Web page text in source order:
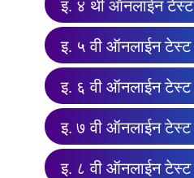
इ. ४ थी ऑनलाईन टेस्ट
इ. ५ वी ऑनलाईन टेस्ट
इ. ६ वी ऑनलाईन टेस्ट
इ. ७ वी ऑनलाईन टेस्ट
इ. ८ वी ऑनलाईन टेस्ट